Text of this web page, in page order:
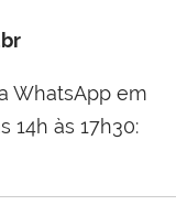
WhatsApp em
14h às 17h30: